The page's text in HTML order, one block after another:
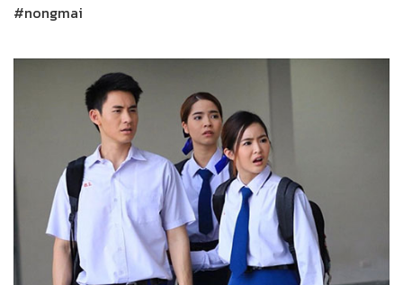
#nongmai